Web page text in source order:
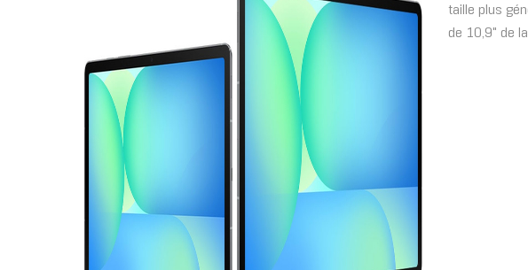
taille plus
de 10,9" de